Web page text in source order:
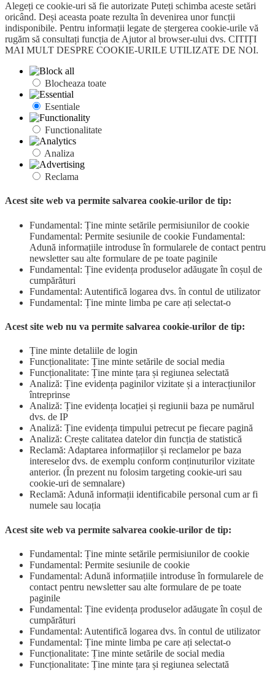
Alegeți ce cookie-uri să fie autorizate Puteți schimba aceste setări
oricând. Deși aceasta poate rezulta în devenirea unor funcții
indisponibile. Pentru informații legate de ștergerea cookie-urile vă
rugăm să consultați funcția de Ajutor al browser-ului dvs. CITIȚI
MAI MULT DESPRE COOKIE-URILE UTILIZATE DE NOI.
Blocheaza toate
Esentiale
Functionalitate
Analiza
Reclama
Acest site web va permite salvarea cookie-urilor de tip:
Fundamental: Ține minte setările permisiunilor de cookie
Fundamental: Permite sesiunile de cookie Fundamental:
Adună informațiile introduse în formularele de contact pentru
newsletter sau alte formulare de pe toate paginile
Fundamental: Ține evidența produselor adăugate în coșul de
cumpărături
Fundamental: Autentifică logarea dvs. în contul de utilizator
Fundamental: Ține minte limba pe care ați selectat-o
Acest site web nu va permite salvarea cookie-urilor de tip:
Ține minte detaliile de login
Funcționalitate: Ține minte setările de social media
Funcționalitate: Ține minte țara și regiunea selectată
Analiză: Ține evidența paginilor vizitate și a interacțiunilor
întreprinse
Analiză: Ține evidența locației și regiunii baza pe numărul
dvs. de IP
Analiză: Ține evidența timpului petrecut pe fiecare pagină
Analiză: Crește calitatea datelor din funcția de statistică
Reclamă: Adaptarea informațiilor și reclamelor pe baza
intereselor dvs. de exemplu conform conținuturilor vizitate
anterior. (În prezent nu folosim targeting cookie-uri sau
cookie-uri de semnalare)
Reclamă: Adună informații identificabile personal cum ar fi
numele sau locația
Acest site web va permite salvarea cookie-urilor de tip:
Fundamental: Ține minte setările permisiunilor de cookie
Fundamental: Permite sesiunile de cookie
Fundamental: Adună informațiile introduse în formularele de
contact pentru newsletter sau alte formulare de pe toate
paginile
Fundamental: Ține evidența produselor adăugate în coșul de
cumpărături
Fundamental: Autentifică logarea dvs. în contul de utilizator
Fundamental: Ține minte limba pe care ați selectat-o
Funcționalitate: Ține minte setările de social media
Funcționalitate: Ține minte țara și regiunea selectată